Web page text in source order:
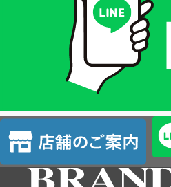
査
定
店
舗
の